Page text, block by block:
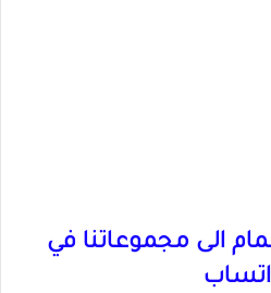
الى مجموعاتنا في